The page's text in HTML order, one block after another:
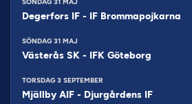
Degerfors IF - IF Brommapojkarna
SÖNDAG 31 MAJ
Västerås SK - IFK Göteborg
TORSDAG 3 SEPTEMBER
Mjällby AIF - Djurgårdens IF